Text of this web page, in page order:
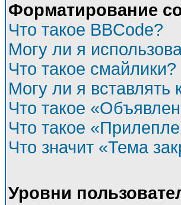
Форматирование
Что такое BBCode?
Могу ли я
Что такое смайлики?
Могу ли я вставлять
Что такое
Что такое
Что значит «Тема
Уровни